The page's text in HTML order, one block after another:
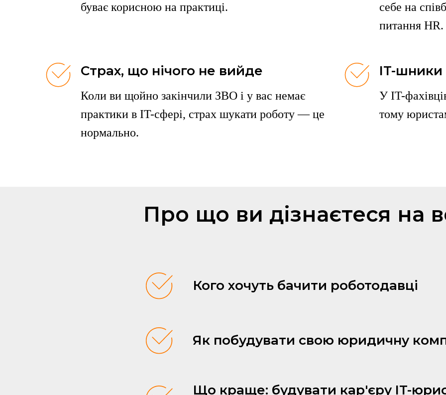
буває корисною на практиці.
себе на
питання HR.
Страх, що нічого не вийде
Коли ви щойно закінчили ЗВО і у вас немає
практики в IT-сфері, страх шукати роботу — це
нормально.
IT-шники
У IT-
тому
Про що ви дізнаєтеся на
Кого хочуть бачити роботодавці
Як побудувати свою юридичну
Що краще: будувати кар'єру IT-